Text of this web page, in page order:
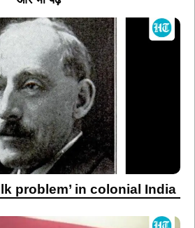
problem’ in colonial India